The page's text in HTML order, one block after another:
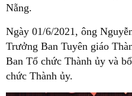
Nẵng.
Ngày 01/6/2021, ông
Trưởng Ban Tuyên giáo
Ban Tổ chức Thành ủy và
chức Thành ủy.